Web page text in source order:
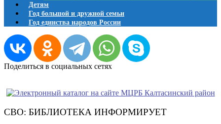
Детям
Год большой и дружной семьи
Год единства народов России
Поделиться в социальных сетях
СВО: БИБЛИОТЕКА ИНФОРМИРУЕТ